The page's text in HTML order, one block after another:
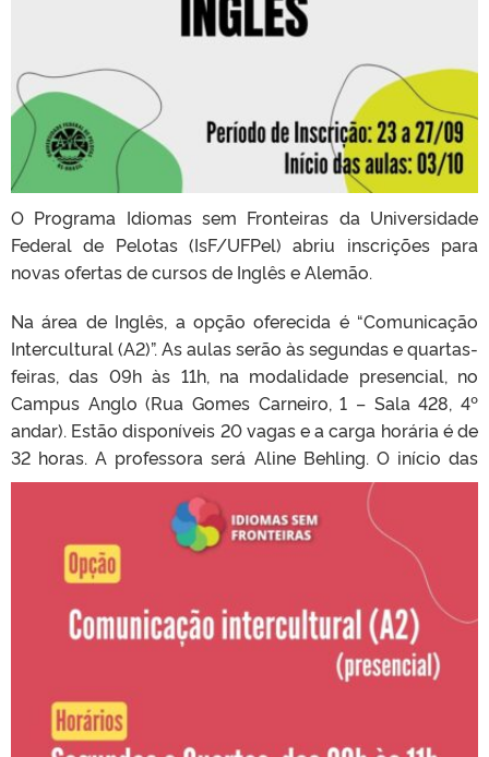
O Programa Idiomas sem Fronteiras da Universidade
Federal de Pelotas (IsF/UFPel) abriu inscrições para
novas ofertas de cursos de Inglês e Alemão.
Na área de Inglês, a opção oferecida é “Comunicação
Intercultural (A2)”. As aulas serão às segundas e quartas-
feiras, das 09h às 11h, na modalidade presencial, no
Campus Anglo (Rua Gomes Carneiro, 1 – Sala 428, 4º
andar). Estão disponíveis 20 vagas e a carga horária é de
32 horas. A professora será Aline Behling. O início das